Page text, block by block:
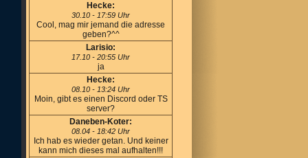
Hecke:
30.10 - 17:59 Uhr
Cool, mag mir jemand die adresse
geben?^^
Larisio:
17.10 - 20:55 Uhr
ja
Hecke:
08.10 - 13:24 Uhr
Moin, gibt es einen Discord oder TS
server?
Daneben-Koter:
08.04 - 18:42 Uhr
Ich hab es wieder getan. Und keiner
kann mich dieses mal aufhalten!!!